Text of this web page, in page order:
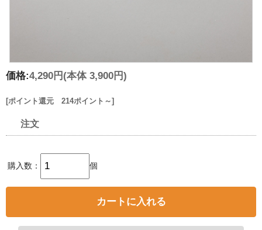
価格:4,290円 (本体 3,900円)
[ポイント還元 214ポイント～]
注文
購入数： 個